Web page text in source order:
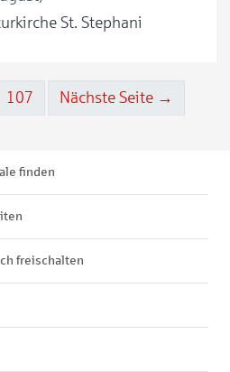
St. Stephani
107 Nächste Seite →
finden
freischalten